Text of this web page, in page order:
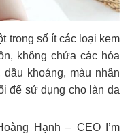
trong số ít các loại kem
không chứa các hóa
khoáng, màu nhân
để sử dụng cho làn da
Hạnh – CEO I’m